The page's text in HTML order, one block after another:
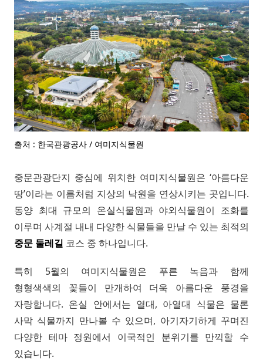
출처 : 한국관광공사 / 여미지식물원
중문관광단지 중심에 위치한 여미지식물원은 ‘아름다운
땅’이라는 이름처럼 지상의 낙원을 연상시키는 곳입니다.
동양 최대 규모의 온실식물원과 야외식물원이 조화를
이루며 사계절 내내 다양한 식물들을 만날 수 있는 최적의
중문 둘레길 코스 중 하나입니다.
특히 5월의 여미지식물원은 푸른 녹음과 함께
형형색색의 꽃들이 만개하여 더욱 아름다운 풍경을
자랑합니다. 온실 안에서는 열대, 아열대 식물은 물론
사막 식물까지 만나볼 수 있으며, 아기자기하게 꾸며진
다양한 테마 정원에서 이국적인 분위기를 만끽할 수
있습니다.